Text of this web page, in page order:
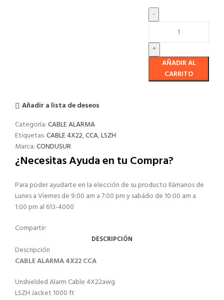
AÑADIR AL
CARRITO
Añadir a lista de deseos
Categoría:CABLE ALARMA
Etiquetas:CABLE 4X22,CCA,LSZH
Marca:CONDUSUR
¿Necesitas Ayuda en tu Compra?
Para poder ayudarte en la elección de su producto llámanos de
Lunes a Viernes de 9:00 am a 7:00 pm y sabádo de 10:00 am a
1:00 pm al 613-4000
Compartir:
DESCRIPCIÓN
Descripción
CABLE ALARMA 4X22 CCA
Unshielded Alarm Cable 4X22awg
LSZH Jacket 1000 ft